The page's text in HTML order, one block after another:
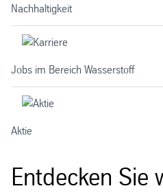
Nachhaltigkeit
Jobs im Bereich Wasserstoff
Aktie
Entdecken Sie